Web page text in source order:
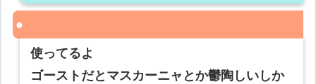
使ってるよ
ゴーストだとマスカーニャとか鬱陶しいしか